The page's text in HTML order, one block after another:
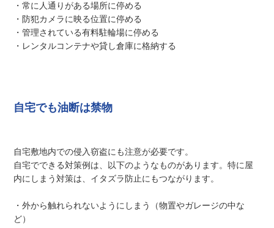
・常に人通りがある場所に停める
・防犯カメラに映る位置に停める
・管理されている有料駐輪場に停める
・レンタルコンテナや貸し倉庫に格納する
自宅でも油断は禁物
自宅敷地内での侵入窃盗にも注意が必要です。
自宅でできる対策例は、以下のようなものがあります。特に屋
内にしまう対策は、イタズラ防止にもつながります。
・外から触れられないようにしまう（物置やガレージの中な
ど）